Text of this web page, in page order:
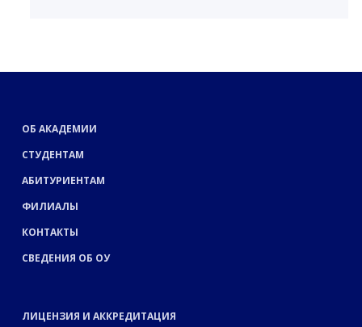
ОБ АКАДЕМИИ
СТУДЕНТАМ
АБИТУРИЕНТАМ
ФИЛИАЛЫ
КОНТАКТЫ
СВЕДЕНИЯ ОБ ОУ
ЛИЦЕНЗИЯ И АККРЕДИТАЦИЯ